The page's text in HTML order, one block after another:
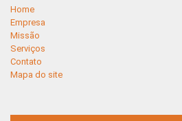
Home
Empresa
Missão
Serviços
Contato
Mapa do site